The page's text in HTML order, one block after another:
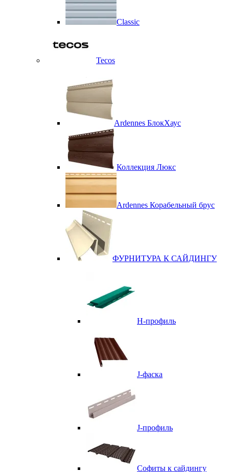
Classic
Tecos
Ardennes БлокХаус
Коллекция Люкс
Ardennes Корабельный брус
ФУРНИТУРА К САЙДИНГУ
Н-профиль
J-фаска
J-профиль
Софиты к сайдингу